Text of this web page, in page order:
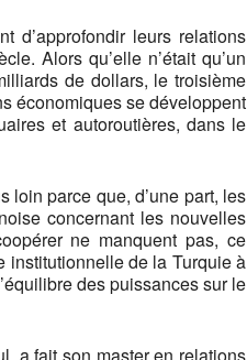
d’approfondir leurs relations
Alors qu’elle n’était qu’un
de dollars, le troisième
économiques se développent
et autoroutières, dans le
loin parce que, d’une part, les
concernant les nouvelles
ne manquent pas, ce
institutionnelle de la Turquie à
des puissances sur le